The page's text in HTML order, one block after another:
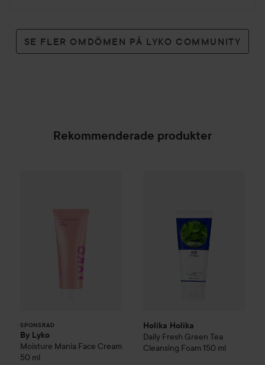
SE FLER OMDÖMEN PÅ LYKO COMMUNITY
Rekommenderade produkter
SPONSRAD
By Lyko
Moisture Mania Face Cream
50 ml
Holika Holika
Daily Fresh Green Tea
Cleansing Foam 150 ml